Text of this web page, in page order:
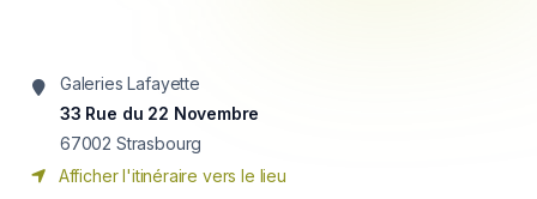
Galeries Lafayette
33 Rue du 22 Novembre
67002 Strasbourg
Afficher l'itinéraire vers le lieu